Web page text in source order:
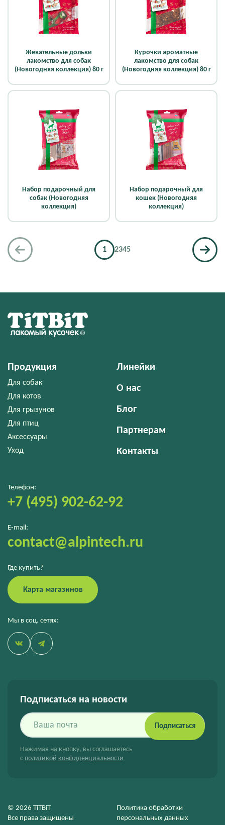
Жевательные дольки
лакомство для собак
(Новогодняя коллекция) 80 г
Курочки ароматные
лакомство для собак
(Новогодняя коллекция) 80 г
Набор подарочный для
собак (Новогодняя
коллекция)
Набор подарочный для
кошек (Новогодняя
коллекция)
1 2345
Телефон:
+7 (495) 902-62-92
E-mail:
contact@alpintech.ru
Мы в соц. сетях:
Где купить?
Карта магазинов
Продукция
Для собак
Для котов
Для грызунов
Для птиц
Аксессуары
Уход
Линейки
О нас
Блог
Партнерам
Контакты
Подписаться на новости
Подписаться
Нажимая на кнопку, вы соглашаетесь
с политикой конфиденциальности
© 2026 TiTBiT
Все права защищены
Политика обработки
персональных данных